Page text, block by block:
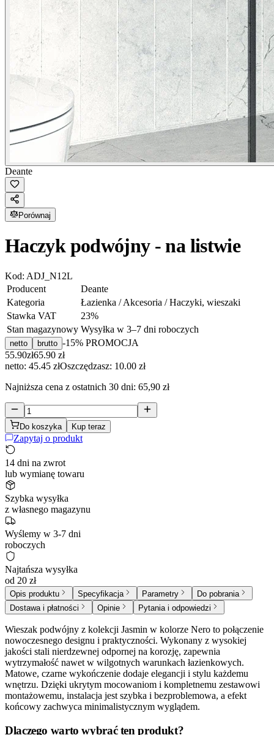
Deante
Porównaj
Haczyk podwójny - na listwie
Kod: ADJ_N12L
Producent
Deante
Kategoria
Łazienka / Akcesoria / Haczyki, wieszaki
Stawka VAT
23%
Stan magazynowy Wysyłka w 3–7 dni roboczych
netto brutto -15% PROMOCJA
55.90zł65.90 zł
netto: 45.45 złOszczędzasz: 10.00 zł
Najniższa cena z ostatnich 30 dni: 65,90 zł
Do koszyka Kup teraz
Zapytaj o produkt
14 dni na zwrot
lub wymianę towaru
Szybka wysyłka
z własnego magazynu
Wyślemy w 3-7 dni
roboczych
Najtańsza wysyłka
od 20 zł
Opis produktu Specyfikacja Parametry
Do pobrania
Dostawa i płatności
Opinie Pytania i odpowiedzi
Wieszak podwójny z kolekcji Jasmin w kolorze Nero to połączenie
nowoczesnego designu i praktyczności. Wykonany z wysokiej
jakości stali nierdzewnej odpornej na korozję, zapewnia
wytrzymałość nawet w wilgotnych warunkach łazienkowych.
Matowe, czarne wykończenie dodaje elegancji i stylu każdemu
wnętrzu. Dzięki ukrytym mocowaniom i kompletnemu zestawowi
montażowemu, instalacja jest szybka i bezproblemowa, a efekt
końcowy zachwyca minimalistycznym wyglądem.
Dlaczego warto wybrać ten produkt?